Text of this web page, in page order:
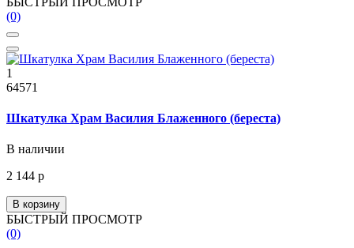
(0)
1
64571
Шкатулка Храм Василия Блаженного (береста)
В наличии
2 144 р
В корзину
БЫСТРЫЙ ПРОСМОТР
(0)